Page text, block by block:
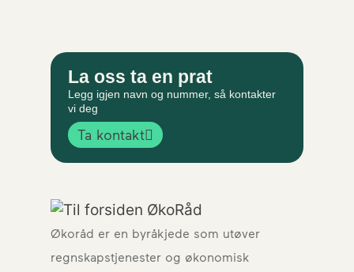
La oss ta en prat
Legg igjen navn og nummer, så kontakter
vi deg
Ta kontakt
Økoråd er en byråkjede som utøver
regnskapstjenester og økonomisk